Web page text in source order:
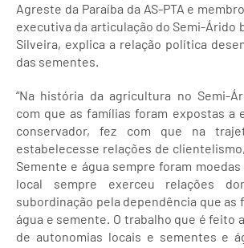
Agreste da Paraíba da AS-PTA e
executiva da articulação do Semi-Árido
Silveira, explica a relação política
das sementes.
“Na história da agricultura no Semi-
com que as famílias foram expostas a
conservador, fez com que na
estabelecesse relações de
Semente e água sempre foram
local sempre exerceu relações
subordinação pela dependência que as
água e semente. O trabalho que é feito
de autonomias locais e sementes e